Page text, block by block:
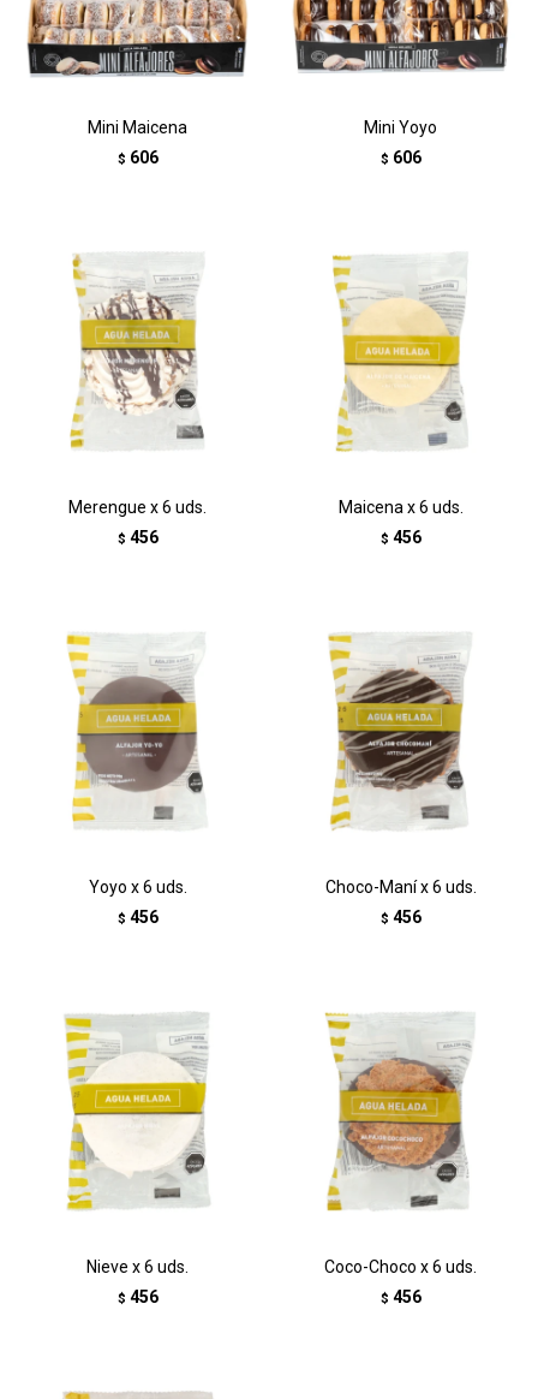
Mini Maicena
$ 606
Mini Yoyo
$ 606
Merengue x 6 uds.
$ 456
Maicena x 6 uds.
$ 456
Yoyo x 6 uds.
$ 456
Choco-Maní x 6 uds.
$ 456
Nieve x 6 uds.
$ 456
Coco-Choco x 6 uds.
$ 456